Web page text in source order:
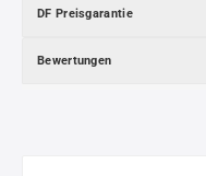
DF Preisgarantie
Bewertungen